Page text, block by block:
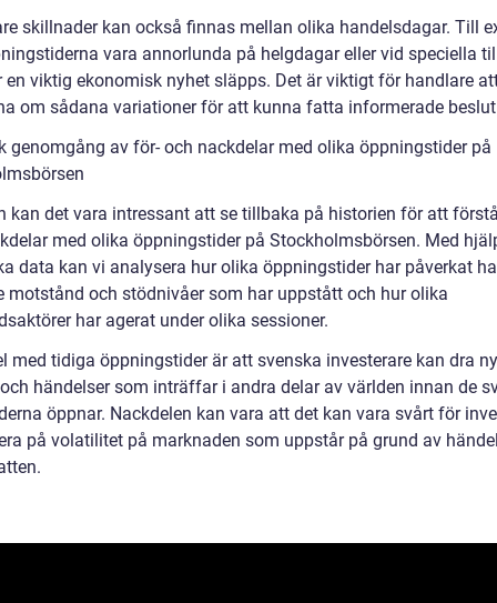
skillnader kan också finnas mellan olika handelsdagar. Till
vara annorlunda på helgdagar eller vid speciella
en viktig ekonomisk nyhet släpps. Det är viktigt för handlare
om sådana variationer för att kunna fatta informerade
genomgång av för- och nackdelar med olika öppningstider på
kan det vara intressant att se tillbaka på historien för att
med olika öppningstider på Stockholmsbörsen. Med
data kan vi analysera hur olika öppningstider har påverkat
motstånd och stödnivåer som har uppstått och hur olika
har agerat under olika sessioner.
med tidiga öppningstider är att svenska investerare kan dra
händelser som inträffar i andra delar av världen innan de
öppnar. Nackdelen kan vara att det kan vara svårt för
på volatilitet på marknaden som uppstår på grund av